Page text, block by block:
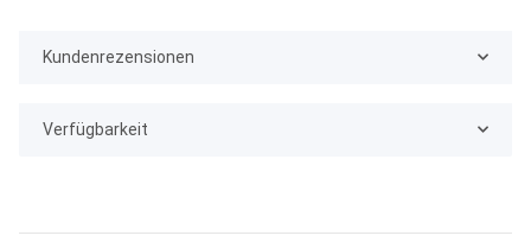
Kundenrezensionen
Verfügbarkeit